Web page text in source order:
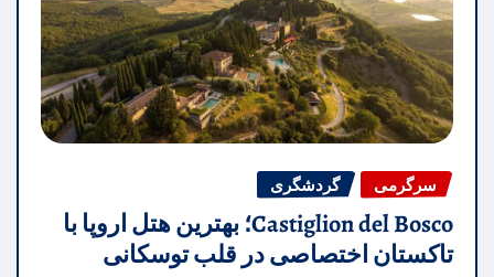
سرگرمی گردشگری
Castiglion del Bosco؛ بهترین هتل اروپا با
تاکستان اختصاصی در قلب توسکانی